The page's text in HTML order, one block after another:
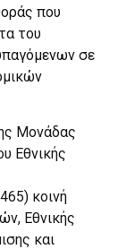
που
του
σε
Μονάδας
Εθνικής
κοινή
Εθνικής
και